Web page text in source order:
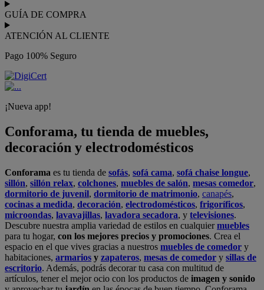
GUÍA DE COMPRA
ATENCIÓN AL CLIENTE
Pago 100% Seguro
¡Nueva app!
Conforama, tu tienda de muebles,
decoración y electrodomésticos
Conforama es tu tienda de sofás, sofá cama, sofá chaise longue,
sillón, sillón relax, colchones, muebles de salón, mesas comedor,
dormitorio de juvenil, dormitorio de matrimonio, canapés,
cocinas a medida, decoración, electrodomésticos, frigoríficos,
microondas, lavavajillas, lavadora secadora, y televisiones.
Descubre nuestra amplia variedad de estilos en cualquiermuebles
para tu hogar, con los mejores precios y promociones. Crea el
espacio en el que vives gracias a nuestros muebles de comedor y
habitaciones, armarios y zapateros, mesas de comedor y sillas de
escritorio. Además, podrás decorar tu casa con multitud de
artículos, tener el mejor ocio con los productos de imagen y sonido